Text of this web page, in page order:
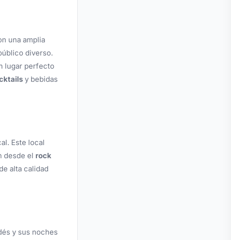
una amplia
diverso.
lugar perfecto
y bebidas
Este local
desde el rock
alta calidad
y sus noches